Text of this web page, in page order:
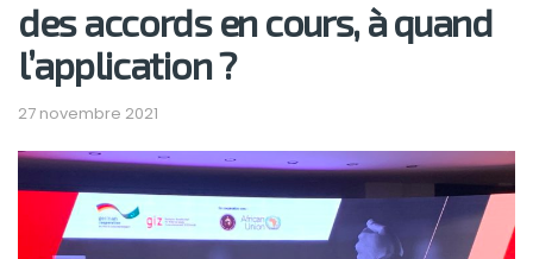
des accords en cours, à quand
l’application ?
27 novembre 2021